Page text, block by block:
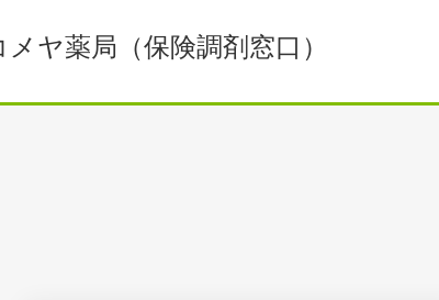
ヤ薬局（保険調剤窓口）